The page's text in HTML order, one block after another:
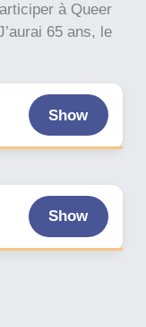
à Queer
65 ans, le
interroger,
et
Show
Show